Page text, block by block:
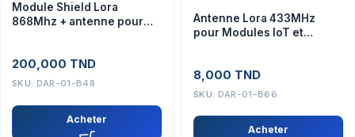
Module Shield Lora
868Mhz + antenne pour
200,000 TND
SKU: DAR-01-B48
Acheter
Antenne Lora 433MHz
pour Modules IoT et
8,000 TND
SKU: DAR-01-B66
Acheter